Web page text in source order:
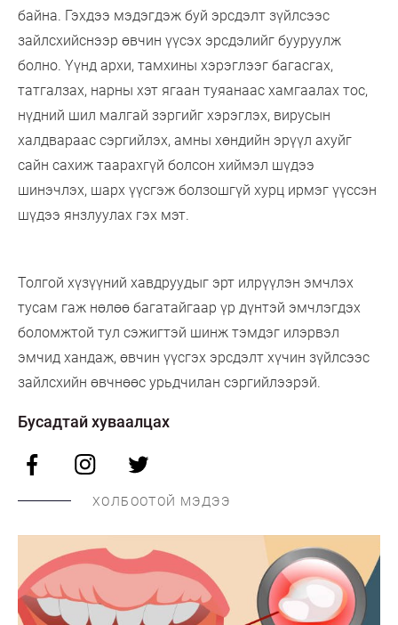
байна. Гэхдээ мэдэгдэж буй эрсдэлт зүйлсээс
зайлсхийснээр өвчин үүсэх эрсдэлийг бууруулж
болно. Үүнд архи, тамхины хэрэглээг багасгах,
татгалзах, нарны хэт ягаан туяанаас хамгаалах тос,
нүдний шил малгай зэргийг хэрэглэх, вирусын
халдвараас сэргийлэх, амны хөндийн эрүүл ахуйг
сайн сахиж таарахгүй болсон хиймэл шүдээ
шинэчлэх, шарх үүсгэж болзошгүй хурц ирмэг үүссэн
шүдээ янзлуулах гэх мэт.
Толгой хүзүүний хавдруудыг эрт илрүүлэн эмчлэх
тусам гаж нөлөө багатайгаар үр дүнтэй эмчлэгдэх
боломжтой тул сэжигтэй шинж тэмдэг илэрвэл
эмчид хандаж, өвчин үүсгэх эрсдэлт хүчин зүйлсээс
зайлсхийн өвчнөөс урьдчилан сэргийлээрэй.
Бусадтай хуваалцах
ХОЛБООТОЙ МЭДЭЭ